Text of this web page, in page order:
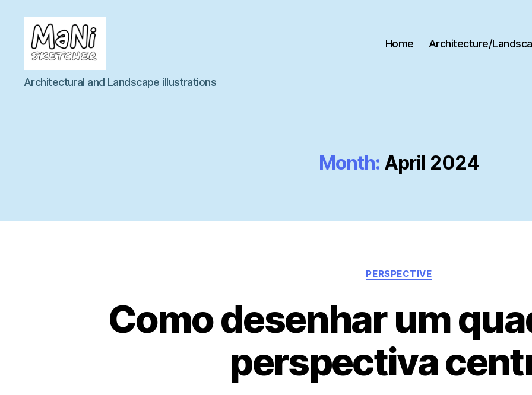
MaNi
sketcher
Architectural and Landscape illustrations
Home Architecture/
Month: April 2024
Categories
PERSPECTIVE
Como desenhar um
perspectiva